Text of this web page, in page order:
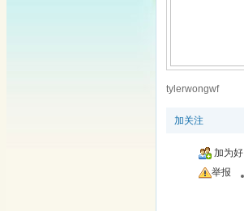
tylerwongwf
加关注
加为好
友 举报